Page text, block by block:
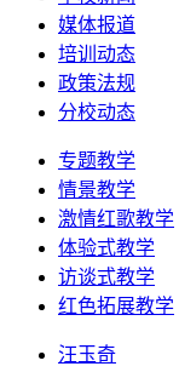
媒体报道
培训动态
政策法规
分校动态
专题教学
情景教学
激情红歌教学
体验式教学
访谈式教学
红色拓展教学
汪玉奇